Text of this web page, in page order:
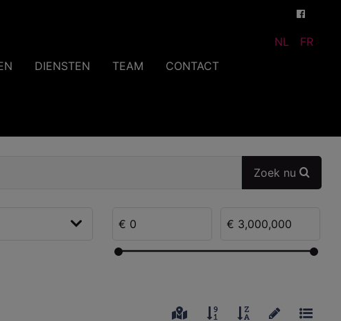
DIENSTEN TEAM CONTACT
NL FR
Zoek nu